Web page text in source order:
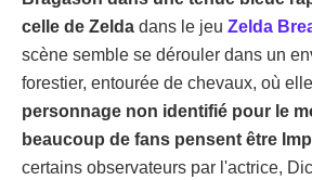
celle de Zelda dans le jeu Zelda
scène semble se dérouler dans un
forestier, entourée de chevaux, où
personnage non identifié pour le
beaucoup de fans pensent être
certains observateurs par l'actrice,